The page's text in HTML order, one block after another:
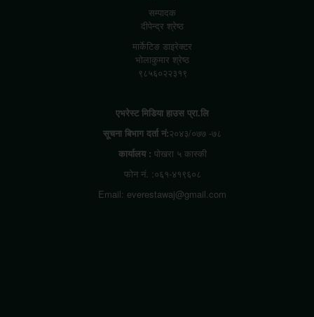
सम्पादक
दीपेन्द्र श्रेष्ठ
मार्केटिङ डाइरेक्टर
भोलाकुमार श्रेष्ठ
९८५६०२२३१९
एभरेस्ट मिडिया हाउस प्रा.लि
सूचना बिभाग दर्ता नं:२०४३/०७७ -७८
कार्यालय : पोखरा ५ कास्की
फोन नं. :०६१-४१९६०८
Email: everestawaj@gmail.com